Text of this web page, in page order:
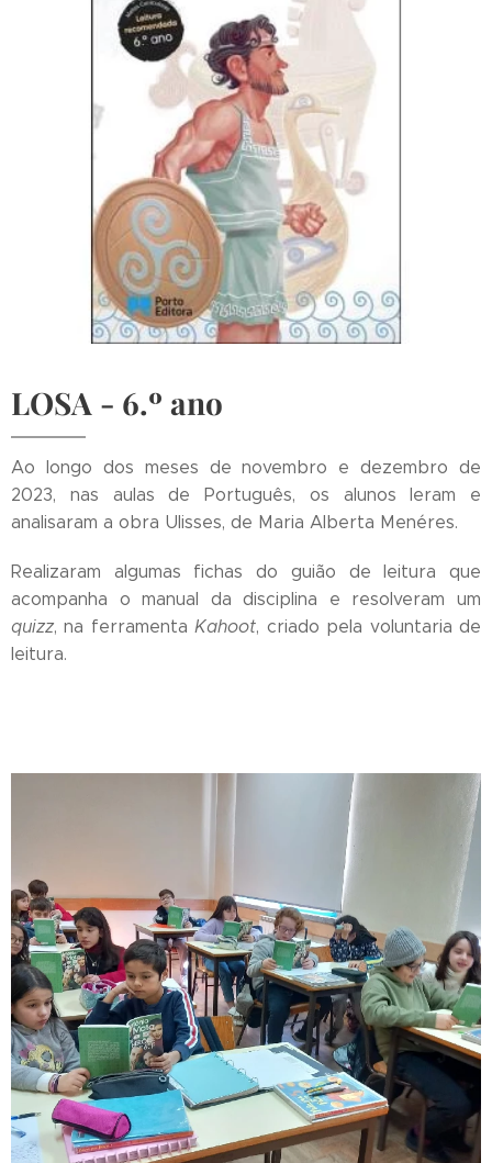
LOSA - 6.º ano
Ao longo dos meses de novembro e dezembro de
2023, nas aulas de Português, os alunos leram e
analisaram a obra Ulisses, de Maria Alberta Menéres.
Realizaram algumas fichas do guião de leitura que
acompanha o manual da disciplina e resolveram um
quizz, na ferramentaKahoot, criado pela voluntaria de
leitura.